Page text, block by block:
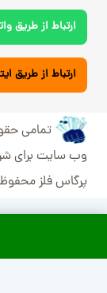
ارتباط از طریق
ارتباط از طریق
تمامی
وب سایت برای
پرگاس فلز